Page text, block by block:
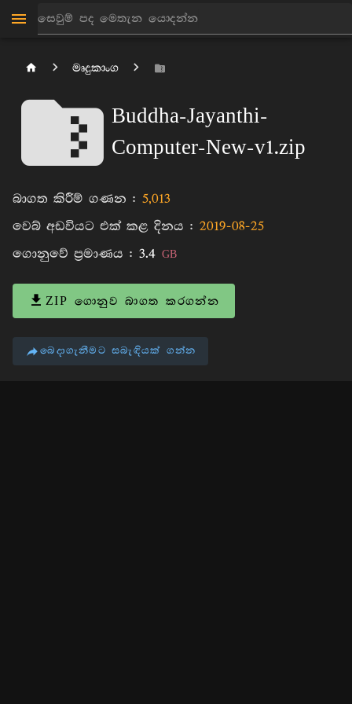
මෘදුකාංග
Buddha-Jayanthi-
Computer-New-v1.zip
බාගත කිරීම් ගණන : 5,013
වෙබ් අඩවියට එක් කළ දිනය : 2019-08-25
ගොනුවේ ප්‍රමාණය : 3.4 GB
ZIP ගොනුව බාගත කරගන්න
බෙදාගැනීමට සබැඳියක් ගන්න